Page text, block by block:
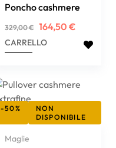
Poncho cashmere
Prezzo
regolare
329,00 € Prezzo
164,50 €
CARRELLO
-50%
NON
DISPONIBILE
Maglie